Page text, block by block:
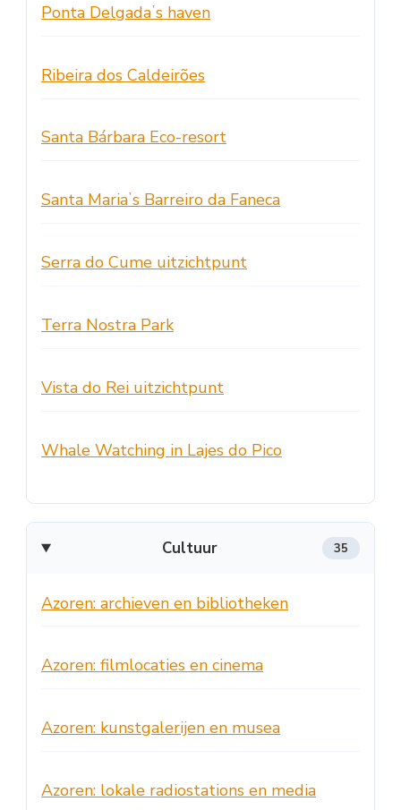
Ponta Delgadaʼs haven
Ribeira dos Caldeirões
Santa Bárbara Eco-resort
Santa Mariaʼs Barreiro da Faneca
Serra do Cume uitzichtpunt
Terra Nostra Park
Vista do Rei uitzichtpunt
Whale Watching in Lajes do Pico
Cultuur 35
Azoren: archieven en bibliotheken
Azoren: filmlocaties en cinema
Azoren: kunstgalerijen en musea
Azoren: lokale radiostations en media